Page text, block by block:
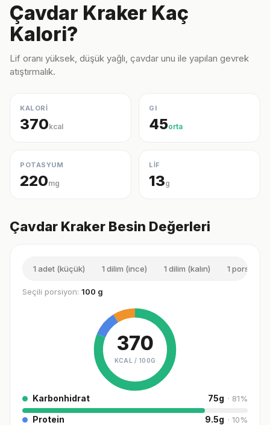
Çavdar Kraker Kaç
Kalori?
Lif oranı yüksek, düşük yağlı, çavdar unu ile yapılan gevrek
atıştırmalık.
KALORİ
370kcal
GI
45orta
POTASYUM
220mg
LİF
13g
Çavdar Kraker Besin Değerleri
1 adet (küçük) 1 dilim (ince) 1 dilim (kalın) 1 porsiyon
Seçili porsiyon: 100 g
370
KCAL / 100G
Karbonhidrat 75g · 81%
Protein 9.5g · 10%